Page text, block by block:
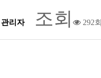
관리자 조회 292